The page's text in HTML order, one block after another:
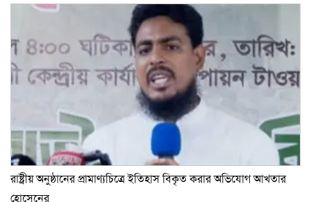
রাষ্ট্রীয় অনুষ্ঠানের প্রামাণ্যচিত্রে ইতিহাস বিকৃত করার অভিযোগ আখতার
হোসেনের